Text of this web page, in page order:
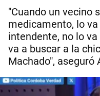
"Cuando un vecino
medicamento, lo va
intendente, no lo
va a buscar a la
Machado", aseguró